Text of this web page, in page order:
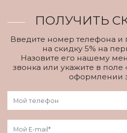
ПОЛУЧИТЬ
Введите номер телефона и
на скидку 5% на
Назовите его нашему
звонка или укажите в
оформлении